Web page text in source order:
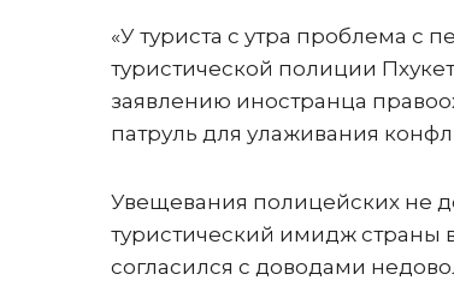
«У туриста с утра проблема с
туристической полиции
заявлению иностранца
патруль для улаживания
Увещевания полицейских не
туристический имидж страны
согласился с доводами